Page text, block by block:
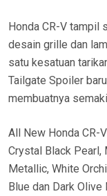
Honda CR-V tampil
desain grille dan
satu kesatuan
Tailgate Spoiler
membuatnya
All New Honda CR-
Crystal Black Pearl,
Metallic, White
Blue dan Dark Olive